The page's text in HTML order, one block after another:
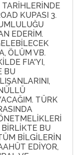
KUPASI 3.
EDERİM.
ÖLÜM VB.
FIA'YI,
BU
TÜRK
BU
BİLGİLERİN
EDİYOR,